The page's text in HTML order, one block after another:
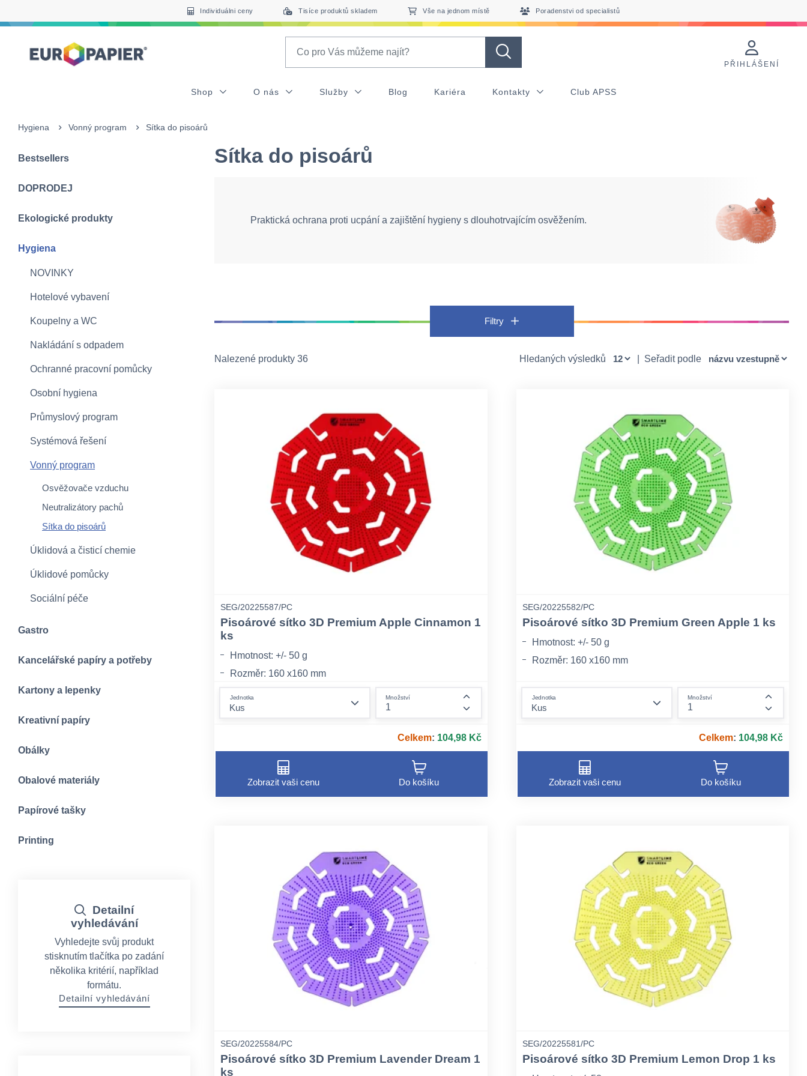
Individuálni ceny Tisíce produktů skladem Vše na jednom místě Poradenstvi od specialistů
PŘIHLÁŠENÍ
Shop O nás Služby Blog Kariéra Kontakty Club APSS
Hygiena Vonný program Sítka do pisoárů
Bestsellers
DOPRODEJ
Ekologické produkty
Hygiena
NOVINKY
Hotelové vybavení
Koupelny a WC
Nakládání s odpadem
Ochranné pracovní pomůcky
Osobní hygiena
Průmyslový program
Systémová řešení
Vonný program
Osvěžovače vzduchu
Neutralizátory pachů
Sítka do pisoárů
Úklidová a čisticí chemie
Úklidové pomůcky
Sociální péče
Gastro
Kancelářské papíry a potřeby
Kartony a lepenky
Kreativní papíry
Obálky
Obalové materiály
Papírové tašky
Printing
Detailní
vyhledávání
Vyhledejte svůj produkt
stisknutím tlačítka po zadání
několika kritérií, například
formátu.
Detailní vyhledávání
Sítka do pisoárů
Praktická ochrana proti ucpání a zajištění hygieny s dlouhotrvajícím osvěžením.
Filtry
Nalezené produkty 36 Hledaných výsledků Seřadit podle
SEG/20225587/PC
Pisoárové sítko 3D Premium Apple Cinnamon 1
ks
Hmotnost: +/- 50 g
Rozměr: 160 x160 mm
Jednotka Množství
form.increase-amount
Celkem: 104,98 Kč
Zobrazit vaši cenu Do košíku
SEG/20225582/PC
Pisoárové sítko 3D Premium Green Apple 1 ks
Hmotnost: +/- 50 g
Rozměr: 160 x160 mm
Jednotka Množství
Celkem: 104,98 Kč
Zobrazit vaši cenu Do košíku
SEG/20225584/PC
Pisoárové sítko 3D Premium Lavender Dream 1
ks
SEG/20225581/PC
Pisoárové sítko 3D Premium Lemon Drop 1 ks